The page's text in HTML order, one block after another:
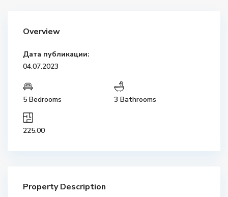
Overview
Дата публикации:
04.07.2023
5 Bedrooms 3 Bathrooms
225.00
Property Description